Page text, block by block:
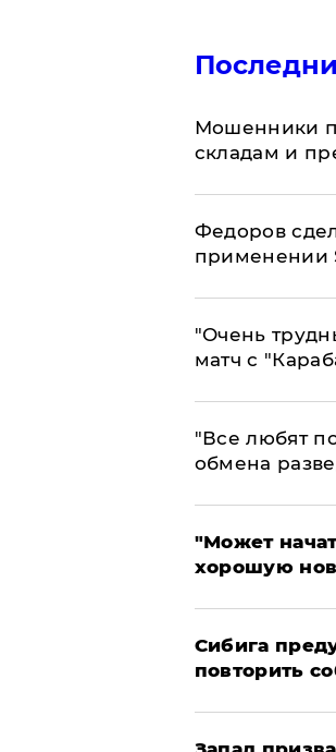
Мошенники
складам и
Федоров
применении
"Очень
матч с
​"Все любят
обмена
"Может
хорошую
Сибига
повторить